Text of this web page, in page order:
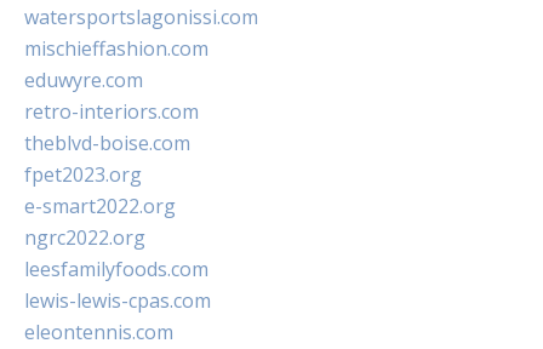
watersportslagonissi.com
mischieffashion.com
eduwyre.com
retro-interiors.com
theblvd-boise.com
fpet2023.org
e-smart2022.org
ngrc2022.org
leesfamilyfoods.com
lewis-lewis-cpas.com
eleontennis.com